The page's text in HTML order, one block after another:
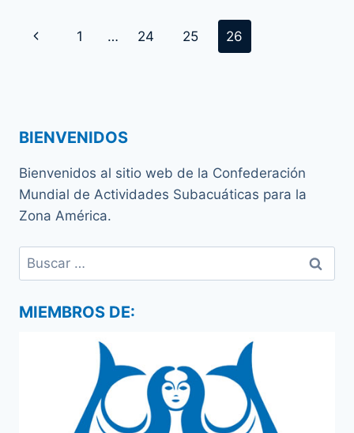
Navegación
Página
1 … 24 25 26
BIENVENIDOS
Bienvenidos al sitio web de la Confederación
Mundial de Actividades Subacuáticas para la
Zona América.
Buscar:
MIEMBROS DE: